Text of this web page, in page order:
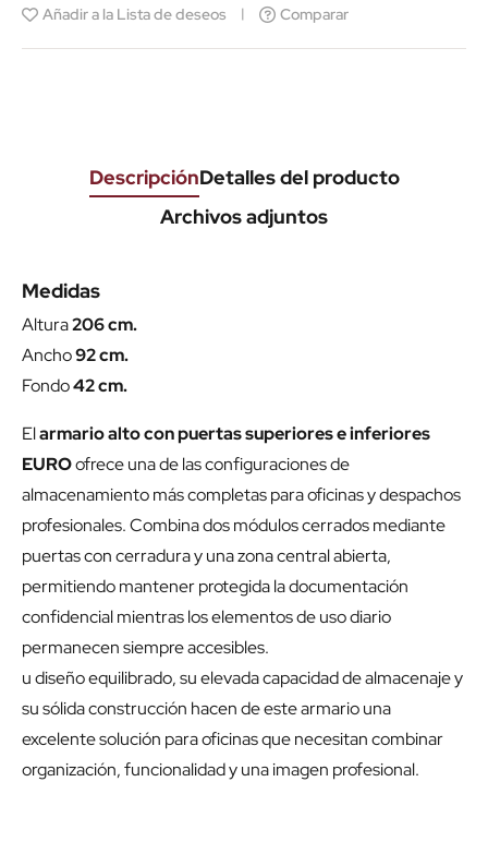
Añadir a la Lista de deseos
Comparar
DescripciónDetalles del producto
Archivos adjuntos
Medidas
Altura206 cm.
Ancho92 cm.
Fondo42 cm.
Elarmario alto con puertas superiores e inferiores
EUROofrece una de las configuraciones de
almacenamiento más completas para oficinas y despachos
profesionales. Combina dos módulos cerrados mediante
puertas con cerradura y una zona central abierta,
permitiendo mantener protegida la documentación
confidencial mientras los elementos de uso diario
permanecen siempre accesibles.
u diseño equilibrado, su elevada capacidad de almacenaje y
su sólida construcción hacen de este armario una
excelente solución para oficinas que necesitan combinar
organización, funcionalidad y una imagen profesional.